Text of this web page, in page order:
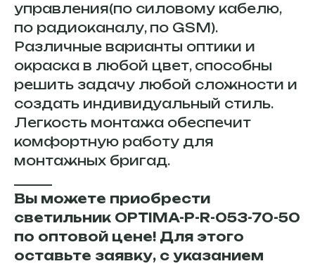
управления(по силовому кабелю,
по радиоканалу, по GSM).
Различные варианты оптики и
окраска в любой цвет, способны
решить задачу любой сложности и
создать индивидуальный стиль.
Легкость монтажа обеспечит
комфортную работу для
монтажных бригад.
Вы можете приобрести
светильник OPTIMA-P-R-053-70-50
по оптовой цене! Для этого
оставьте заявку, с указанием